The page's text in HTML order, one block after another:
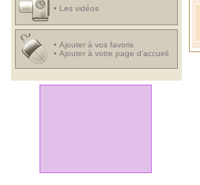
• Les vidéos
• Ajouter à vos favoris
• Ajouter à votre page d'accueil